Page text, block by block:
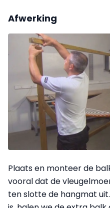
Afwerking
Plaats en monteer de
vooral dat de
ten slotte de hangmat